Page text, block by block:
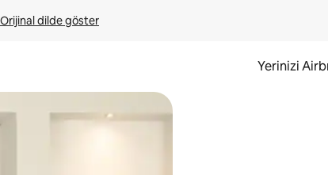
Orijinal dilde göster
Yerinizi